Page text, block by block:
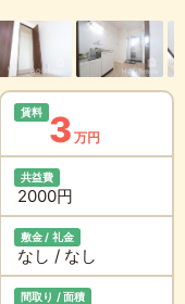
賃料 3 万円
共益費
2000円
敷金 / 礼金
なし / なし
間取り / 面積